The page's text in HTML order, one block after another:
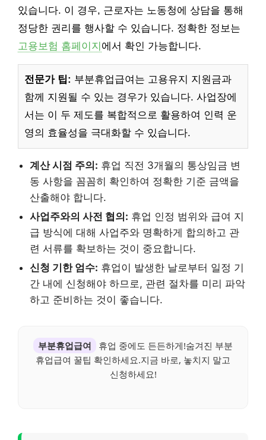
있습니다. 이 경우, 근로자는 노동청에 상담을 통해
정당한 권리를 행사할 수 있습니다. 정확한 정보는
고용보험 홈페이지 에서 확인 가능합니다.
전문가 팁: 부분휴업급여는 고용유지 지원금과
함께 지원될 수 있는 경우가 있습니다. 사업장에
서는 이 두 제도를 복합적으로 활용하여 인력 운
영의 효율성을 극대화할 수 있습니다.
계산 시점 주의: 휴업 직전 3개월의 통상임금 변
동 사항을 꼼꼼히 확인하여 정확한 기준 금액을
산출해야 합니다.
사업주와의 사전 협의: 휴업 인정 범위와 급여 지
급 방식에 대해 사업주와 명확하게 합의하고 관
련 서류를 확보하는 것이 중요합니다.
신청 기한 엄수: 휴업이 발생한 날로부터 일정 기
간 내에 신청해야 하므로, 관련 절차를 미리 파악
하고 준비하는 것이 좋습니다.
부분휴업급여
휴업 중에도 든든하게!숨겨진 부분
휴업급여 꿀팁 확인하세요.지금 바로, 놓치지 말고
신청하세요!